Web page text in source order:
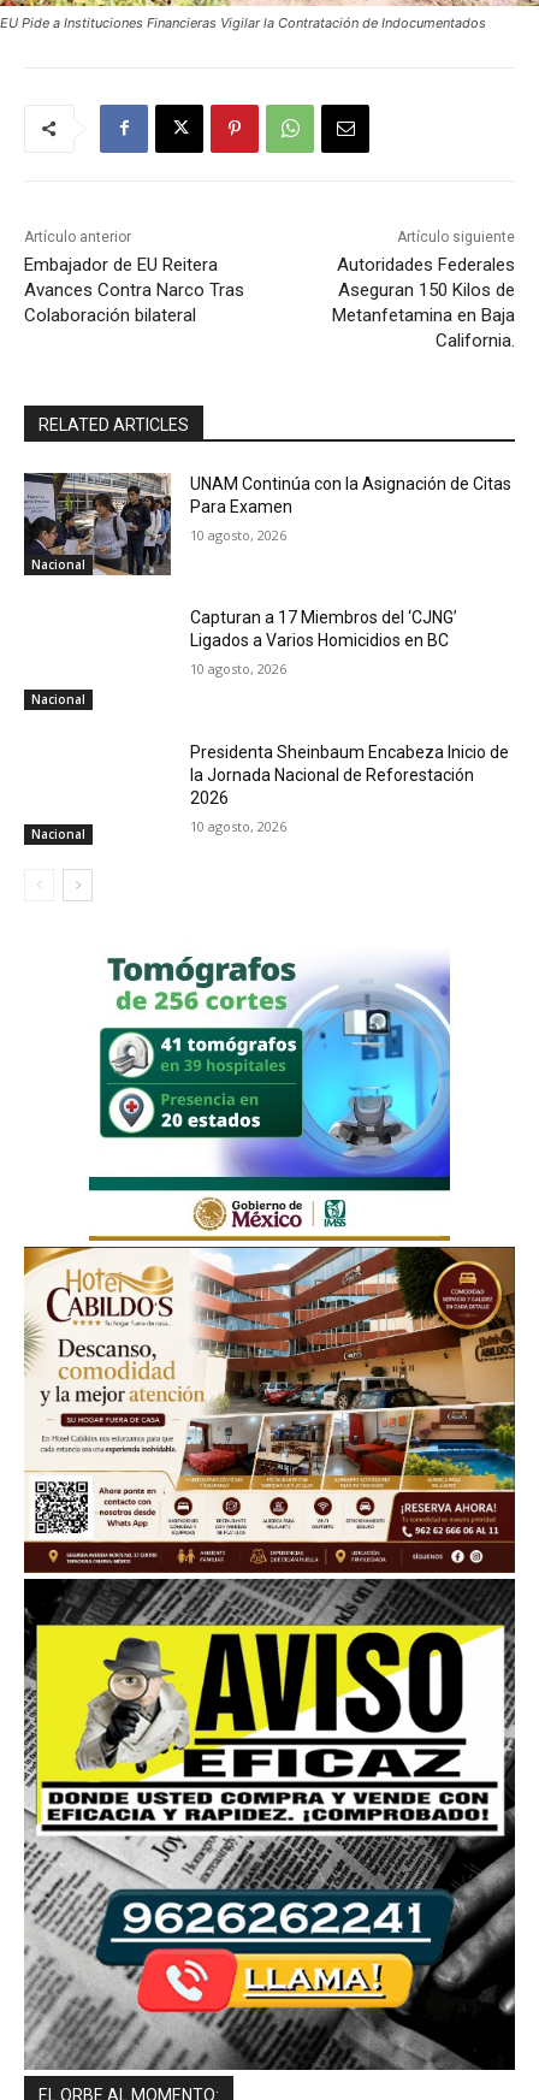
EU Pide a Instituciones Financieras Vigilar la Contratación de Indocumentados
Artículo anterior
Embajador de EU Reitera
Avances Contra Narco Tras
Colaboración bilateral
Artículo siguiente
Autoridades Federales
Aseguran 150 Kilos de
Metanfetamina en Baja
California.
RELATED ARTICLES
Nacional
UNAM Continúa con la Asignación de Citas
Para Examen
10 agosto, 2026
Nacional
Capturan a 17 Miembros del ‘CJNG’
Ligados a Varios Homicidios en BC
10 agosto, 2026
Nacional
Presidenta Sheinbaum Encabeza Inicio de
la Jornada Nacional de Reforestación
2026
10 agosto, 2026
EL ORBE AL MOMENTO: